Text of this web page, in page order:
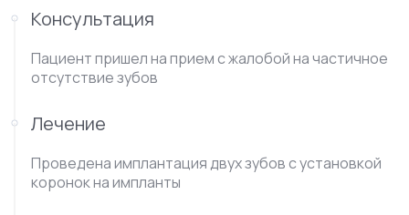
Консультация
Пациент пришел на прием с жалобой на частичное
отсутствие зубов
Лечение
Проведена имплантация двух зубов с установкой
коронок на импланты